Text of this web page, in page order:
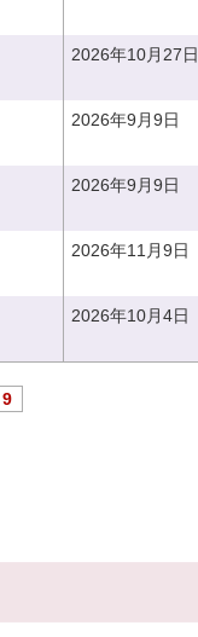
2026年10月27日
2026年9月9日
2026年9月9日
2026年11月9日
2026年10月4日
9